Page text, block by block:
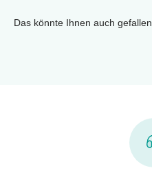
Das könnte Ihnen auch gefallen